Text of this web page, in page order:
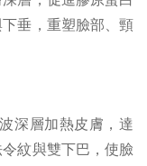
垂，重塑臉部、頸
深層加熱皮膚，達
紋與雙下巴，使臉